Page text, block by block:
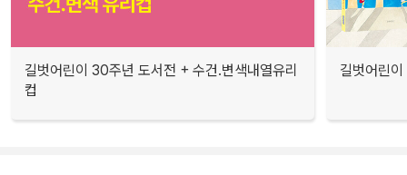
길벗어린이 30주년 도서전 + 수건.변색내열유리
컵
길벗어린